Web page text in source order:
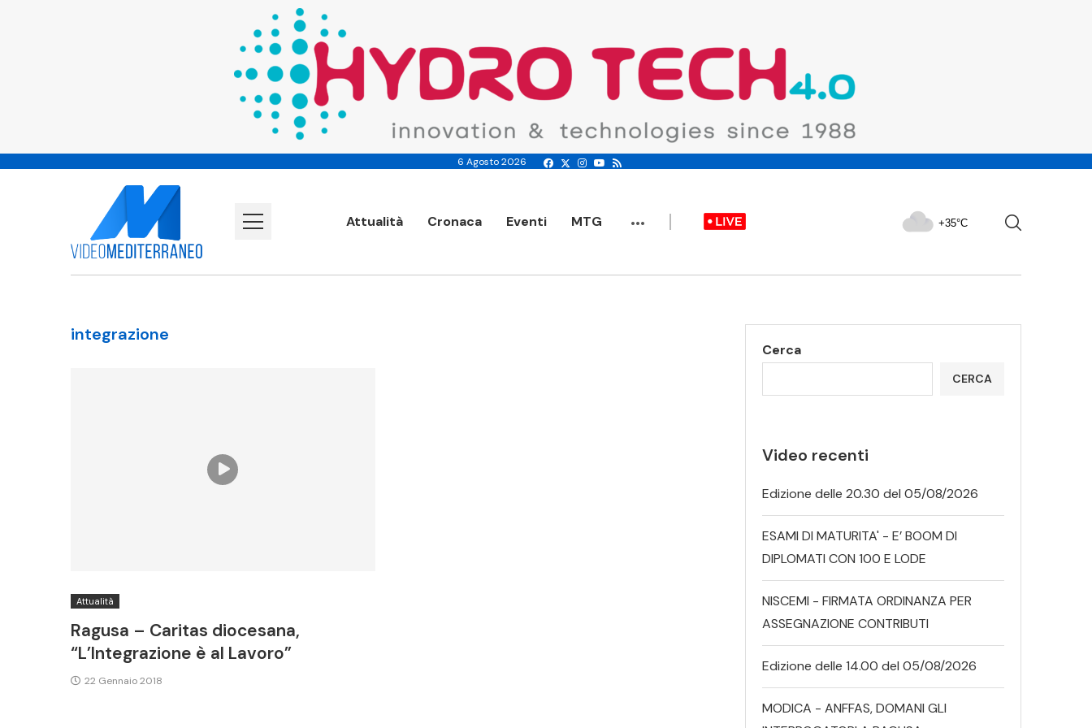
6 Agosto 2026
Attualità Cronaca Eventi MTG ... +35°C
integrazione
Attualità
Ragusa – Caritas diocesana,
“L’Integrazione è al Lavoro”
22 Gennaio 2018
Cerca
CERCA
Video recenti
Edizione delle 20.30 del 05/08/2026
ESAMI DI MATURITA' - E’ BOOM DI
DIPLOMATI CON 100 E LODE
NISCEMI - FIRMATA ORDINANZA PER
ASSEGNAZIONE CONTRIBUTI
Edizione delle 14.00 del 05/08/2026
MODICA - ANFFAS, DOMANI GLI